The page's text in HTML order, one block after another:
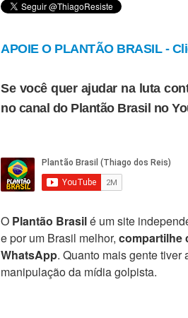
APOIE O PLANTÃO BRASIL -
Se você quer ajudar na luta
no canal do Plantão Brasil no
O Plantão Brasilé um site
e por um Brasil melhor, compartilhe
WhatsApp. Quanto mais gente
manipulação da mídia golpista.